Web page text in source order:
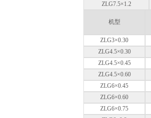
ZLG7.5×1.2
机型
ZLG3×0.30
ZLG4.5×0.30
ZLG4.5×0.45
ZLG4.5×0.60
ZLG6×0.45
ZLG6×0.60
ZLG6×0.75